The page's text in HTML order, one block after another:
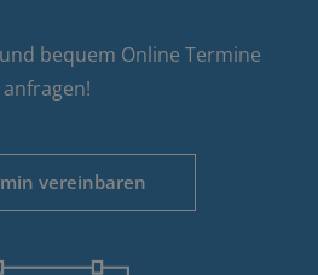
bequem Online Termine
anfragen!
vereinbaren